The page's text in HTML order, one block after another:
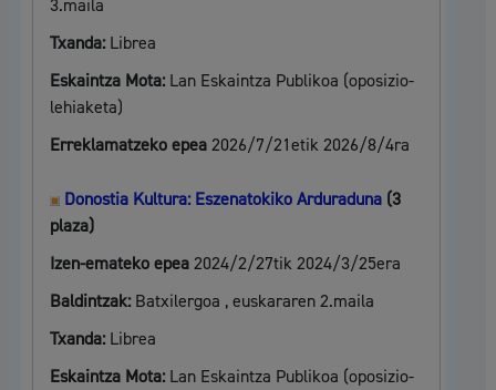
3.maila
Txanda: Librea
Eskaintza Mota: Lan Eskaintza Publikoa (oposizio-
lehiaketa)
Erreklamatzeko epea 2026/7/21etik 2026/8/4ra
Donostia Kultura: Eszenatokiko Arduraduna(3
plaza)
Izen-emateko epea 2024/2/27tik 2024/3/25era
Baldintzak: Batxilergoa , euskararen 2.maila
Txanda: Librea
Eskaintza Mota: Lan Eskaintza Publikoa (oposizio-